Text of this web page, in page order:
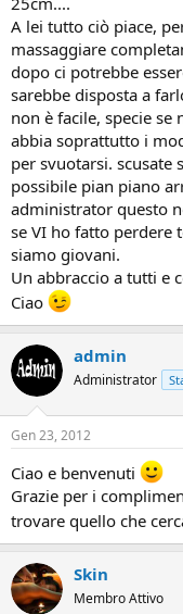
A lei tutto ciò piace,
massaggiare
dopo ci potrebbe
sarebbe disposta a
non è facile, specie se
abbia soprattutto i
per svuotarsi. scusate
possibile pian piano
administrator questo
se VI ho fatto perdere
siamo giovani.
Un abbraccio a tutti e
Ciao
admin
Administrator
Gen 23, 2012
Ciao e benvenuti
Grazie per i
trovare quello che
Skin
Membro Attivo